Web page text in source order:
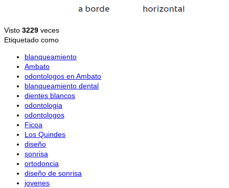
Visto 3229 veces
Etiquetado como
blanqueamiento
Ambato
odontologos en Ambato
blanqueamiento dental
dientes blancos
odontologia
odontologos
Ficoa
Los Quindes
diseño
sonrisa
ortodoncia
diseño de sonrisa
jovenes